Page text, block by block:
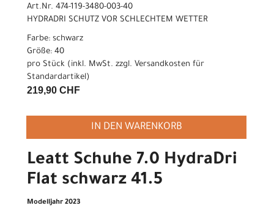
Art.Nr. 474-119-3480-003-40
HYDRADRI SCHUTZ VOR SCHLECHTEM WETTER
Farbe: schwarz
Größe: 40
pro Stück (inkl. MwSt. zzgl. Versandkosten für
Standardartikel)
219,90 CHF
IN DEN WARENKORB
Leatt Schuhe 7.0 HydraDri
Flat schwarz 41.5
Modelljahr 2023